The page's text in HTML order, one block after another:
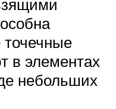
в элементах
небольших